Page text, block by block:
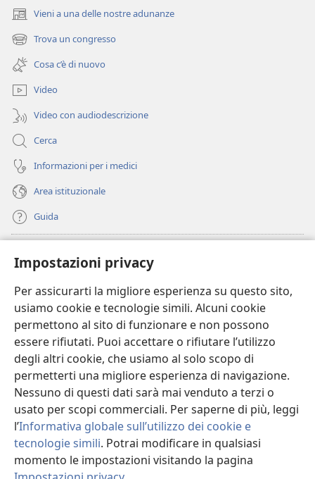
Impostazioni privacy
Per assicurarti la migliore esperienza su questo sito,
usiamo cookie e tecnologie simili. Alcuni cookie
permettono al sito di funzionare e non possono
essere rifiutati. Puoi accettare o rifiutare l’utilizzo
degli altri cookie, che usiamo al solo scopo di
permetterti una migliore esperienza di navigazione.
Nessuno di questi dati sarà mai venduto a terzi o
usato per scopi commerciali. Per saperne di più, leggi
l’Informativa globale sull’utilizzo dei cookie e
tecnologie simili. Potrai modificare in qualsiasi
momento le impostazioni visitando la pagina
Vieni a una delle nostre adunanze
(apre
una
nuova
finestra)
Trova un congresso
(apre
una
nuova
finestra)
Cosa c’è di nuovo
Video
Video con audiodescrizione
Cerca
Informazioni per i medici
Area istituzionale
Guida
(apre
una
nuova
finestra)
BIBLIOTECA ONLINE Watchtower
(apre
una
nuova
finestra)
JW Hub
(apre
una
nuova
finestra)
JW Library
Watchtower Library®
Copyright© 2026 Watch Tower Bible and Tract Society of Pennsylvania.
CONDIZIONI D’USO| INFORMATIVA SULLA PRIVACY